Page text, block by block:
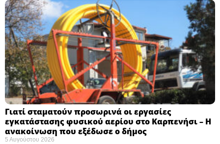
Γιατί σταματούν προσωρινά οι εργασίες
εγκατάστασης φυσικού αερίου στο Καρπενήσι – Η
ανακοίνωση που εξέδωσε ο δήμος
5 Αυγούστου 2026